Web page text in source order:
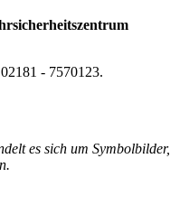
- 7570123.
es sich um Symbolbilder,